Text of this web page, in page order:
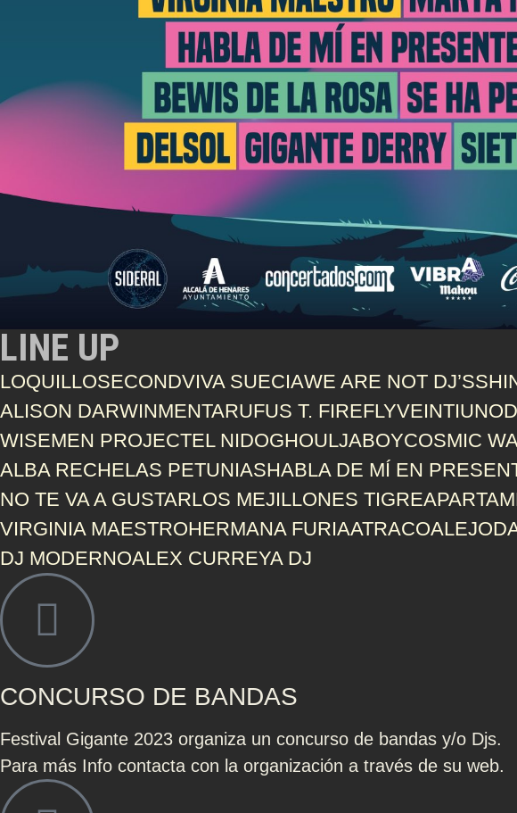
LINE UP
LOQUILLOSECONDVIVA SUECIAWE ARE NOT DJ’S
ALISON DARWINMENTARUFUS T. FIREFLYVEINTIUNO
WISEMEN PROJECTEL NIDOGHOULJABOYCOSMIC
ALBA RECHELAS PETUNIASHABLA DE MÍ EN
NO TE VA A GUSTARLOS MEJILLONES TIGRE
VIRGINIA MAESTROHERMANA FURIAATRACOALEJO
DJ MODERNOALEX CURREYA DJ
CONCURSO DE BANDAS
Festival Gigante 2023 organiza un concurso de bandas y/o Djs.
Para más Info contacta con la organización a través de su web.